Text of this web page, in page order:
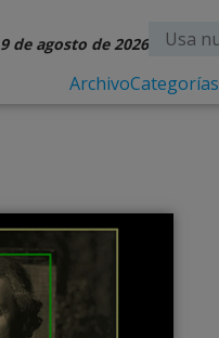
9 de agosto de 2026
ArchivoCategorías